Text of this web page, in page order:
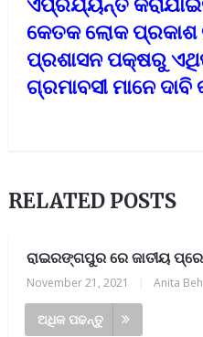
କେତକ ଲୋକ ପ୍ରକାଶ
ପ୍ରଶାସନ ପକ୍ଷରୁ
ଗ୍ରମାବସୀ ମାନେ
RELATED POSTS
ରାଇରଙ୍ଗପୁର ରେ ଜାତୀୟ
November 21, 2021 Anita
ଅଧିକ ପଢନ୍ତୁ